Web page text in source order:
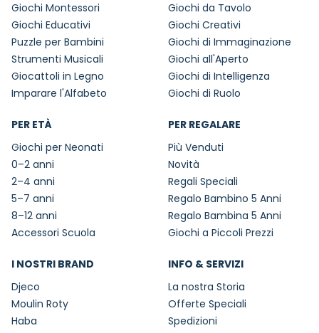
Giochi Montessori
Giochi Educativi
Puzzle per Bambini
Strumenti Musicali
Giocattoli in Legno
Imparare l'Alfabeto
Giochi da Tavolo
Giochi Creativi
Giochi di Immaginazione
Giochi all'Aperto
Giochi di Intelligenza
Giochi di Ruolo
PER ETÀ
Giochi per Neonati
0–2 anni
2–4 anni
5–7 anni
8–12 anni
Accessori Scuola
PER REGALARE
Più Venduti
Novità
Regali Speciali
Regalo Bambino 5 Anni
Regalo Bambina 5 Anni
Giochi a Piccoli Prezzi
I NOSTRI BRAND
Djeco
Moulin Roty
Haba
INFO & SERVIZI
La nostra Storia
Offerte Speciali
Spedizioni